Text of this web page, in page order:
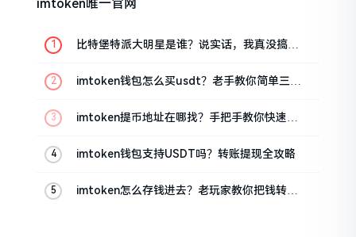
imtoken唯一官网
比特堡特派大明星是谁？说实话，我真没搞明
imtoken钱包怎么买usdt？老手教你简单三步
imtoken提币地址在哪找？手把手教你快速查
imtoken钱包支持USDT吗？转账提现全攻略
imtoken怎么存钱进去？老玩家教你把钱转进